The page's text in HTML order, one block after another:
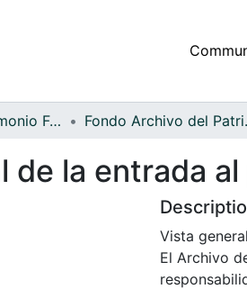
Archivo del Patrimonio Fotográfico y Fílmico del Valle del Cauca Fondo
de la entrada
Vista
El Archivo